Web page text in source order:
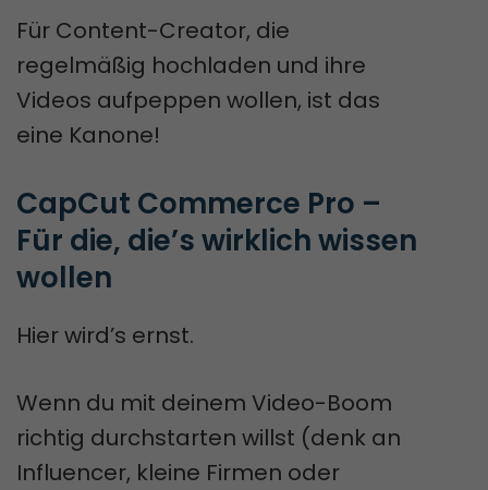
Für Content-Creator, die
regelmäßig hochladen und ihre
Videos aufpeppen wollen, ist das
eine Kanone!
CapCut Commerce Pro –
Für die, die’s wirklich wissen
wollen
Hier wird’s ernst.
Wenn du mit deinem Video-Boom
richtig durchstarten willst (denk an
Influencer, kleine Firmen oder